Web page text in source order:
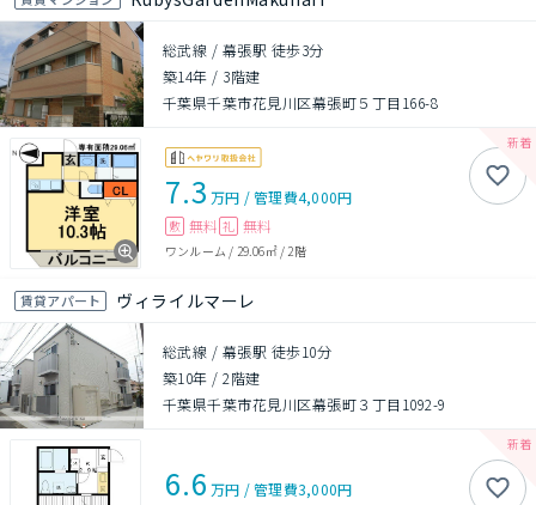
総武線 / 幕張駅 徒歩3分
築14年 / 3階建
千葉県千葉市花見川区幕張町５丁目166-8
7.3 万円 /管理費4,000円
敷 無料 礼 無料
ワンルーム / 29.06㎡/2階
賃貸アパート ヴィライルマーレ
総武線 / 幕張駅 徒歩10分
築10年 /2階建
千葉県千葉市花見川区幕張町３丁目1092-9
6.6 万円 /管理費3,000円